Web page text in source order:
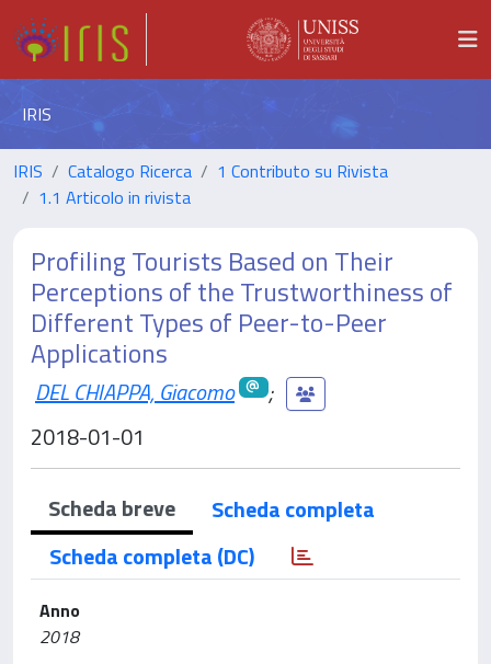
IRIS
IRIS Catalogo Ricerca
1 Contributo su Rivista
1.1 Articolo in rivista
Profiling Tourists Based on Their
Perceptions of the Trustworthiness of
Different Types of Peer-to-Peer
Applications
DEL CHIAPPA, Giacomo
;
2018-01-01
Scheda breve
Scheda completa
Scheda completa (DC)
Anno
2018